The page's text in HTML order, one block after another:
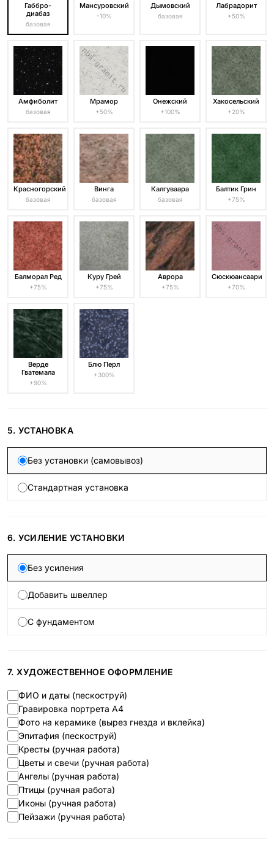
Габбро-
диабаз
базовая
Мансуровский
-10%
Дымовский
базовая
Лабрадорит
+50%
Амфиболит
базовая
Мрамор
+50%
Онежский
+100%
Хакосельский
+20%
Красногорский
базовая
Винга
базовая
Калгуваара
базовая
Балтик Грин
+75%
Балморал Ред
+75%
Куру Грей
+75%
Аврора
+75%
Сюскюансаари
+70%
Верде
Гватемала
+90%
Блю Перл
+300%
5. УСТАНОВКА
Без установки (самовывоз)
Стандартная установка
6. УСИЛЕНИЕ УСТАНОВКИ
Без усиления
Добавить швеллер
С фундаментом
7. ХУДОЖЕСТВЕННОЕ ОФОРМЛЕНИЕ
ФИО и даты (пескоструй)
Гравировка портрета А4
Фото на керамике (вырез гнезда и вклейка)
Эпитафия (пескоструй)
Кресты (ручная работа)
Цветы и свечи (ручная работа)
Ангелы (ручная работа)
Птицы (ручная работа)
Иконы (ручная работа)
Пейзажи (ручная работа)